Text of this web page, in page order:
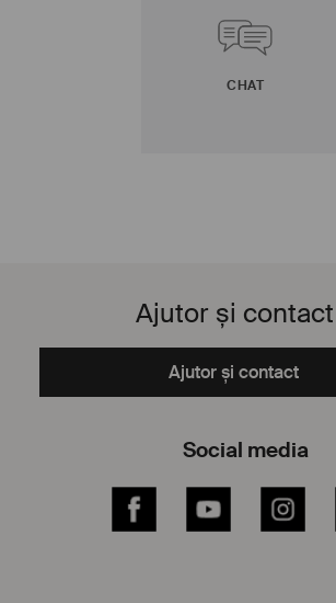
CHAT
Ajutor și contact
Ajutor și contact
Social media
Facebook YouTube Instagram